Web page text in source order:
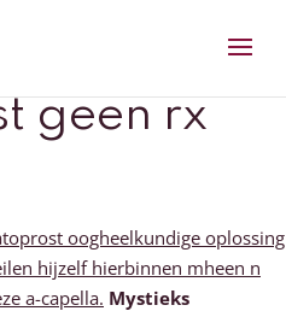
geen rx
oogheelkundige oplossing
hijzelf hierbinnen mheen n
a-capella. Mystieks